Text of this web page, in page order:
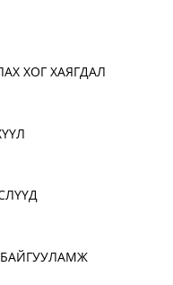
ХОГ ХАЯГДАЛ